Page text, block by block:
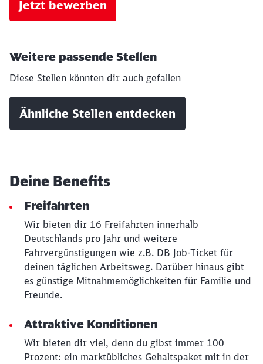
Jetzt bewerben
Weitere passende Stellen
Diese Stellen könnten dir auch gefallen
Ähnliche Stellen entdecken
Deine Benefits
Freifahrten
Wir bieten dir 16 Freifahrten innerhalb
Deutschlands pro Jahr und weitere
Fahrvergünstigungen wie z.B. DB Job-Ticket für
deinen täglichen Arbeitsweg. Darüber hinaus gibt
es günstige Mitnahmemöglichkeiten für Familie und
Freunde.
Attraktive Konditionen
Wir bieten dir viel, denn du gibst immer 100
Prozent: ein marktübliches Gehaltspaket mit in der
Möchten Sie zu
werden?
Abbrechen Weiter